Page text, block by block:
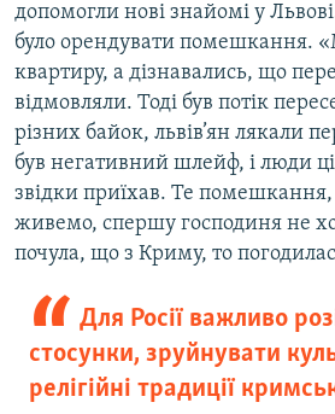
допомогли нові знайомі у
було орендувати помешкання.
квартиру, а дізнавались, що
відмовляли. Тоді був потік
різних байок, львів’ян лякали
був негативний шлейф, і люди
звідки приїхав. Те
живемо, спершу господиня не
почула, що з Криму, то
Для Росії важливо
стосунки, зруйнувати
релігійні традиції